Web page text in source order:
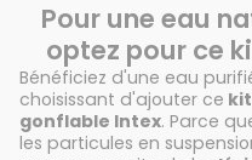
Pour une eau
optez pour ce
Bénéficiez d'une eau
choisissant d'ajouter ce
gonflable Intex. Parce
les particules en